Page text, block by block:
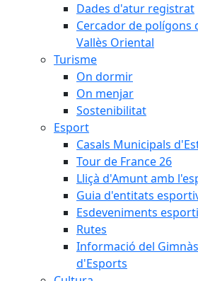
Dades d'atur registrat
Cercador de polígons
Vallès Oriental
Turisme
On dormir
On menjar
Sostenibilitat
Esport
Casals Municipals
Tour de France 26
Lliçà d'Amunt amb
Guia d'entitats
Esdeveniments
Rutes
Informació del
d'Esports